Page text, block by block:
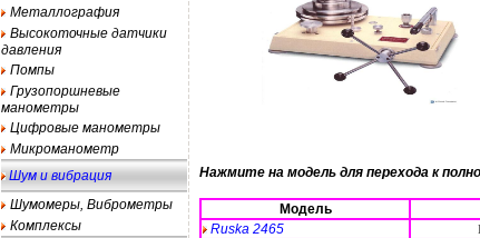
Металлография
Высокоточные датчики
давления
Помпы
Грузопоршневые
манометры
Цифровые манометры
Микроманометр
Шум и вибрация
Шумомеры, Виброметры
Комплексы
Нажмите на модель для перехода к
Модель
Ruska 2465